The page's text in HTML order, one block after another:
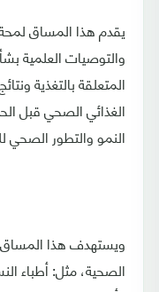
يقدم هذا المساق
والتوصيات العلمية
المتعلقة بالتغذية
الغذائي الصحي قبل
النمو والتطور الصحي
ويستهدف هذا
الصحية، مثل: أطباء